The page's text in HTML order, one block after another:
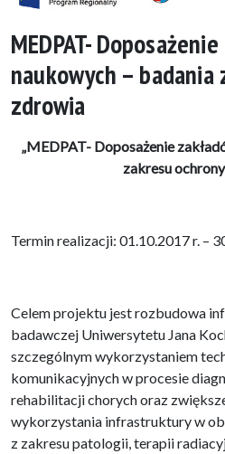
MEDPAT-
naukowych – badania
zdrowia
„MEDPAT- Doposażenie
zakresu
Termin realizacji: 01.10.2017 r. –
Celem projektu jest rozbudowa
badawczej Uniwersytetu Jana
szczególnym wykorzystaniem
komunikacyjnych w procesie
rehabilitacji chorych oraz
wykorzystania infrastruktury w
z zakresu patologii, terapii